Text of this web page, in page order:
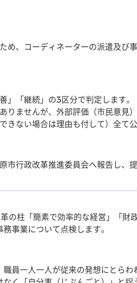
め、コーディネーターの派遣及び
」「継続」の3区分で判定します。
りませんが、外部評価（市民意見
きない場合は理由も付して）全て公
市行政改革推進委員会へ報告し、
の柱「簡素で効率的な経営」「
事業について点検します。
員一人一人が従来の発想にとら